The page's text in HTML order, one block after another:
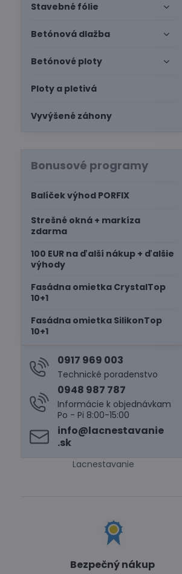
Stavebné fólie
Betónová dlažba
Betónové ploty
Ploty a pletivá
Vyvýšené záhony
Bonusové programy
Balíček výhod PORFIX
Strešné okná + markíza
zdarma
100 EUR na ďalší nákup + ďalšie
výhody
Fasádna omietka CrystalTop
10+1
Fasádna omietka SilikonTop
10+1
0917 969 003
Technické poradenstvo
0948 987 787
Informácie k objednávkam
Po - Pi 8:00-15:00
info​@lacnestavanie​
.sk
Lacnestavanie
Bezpečný nákup